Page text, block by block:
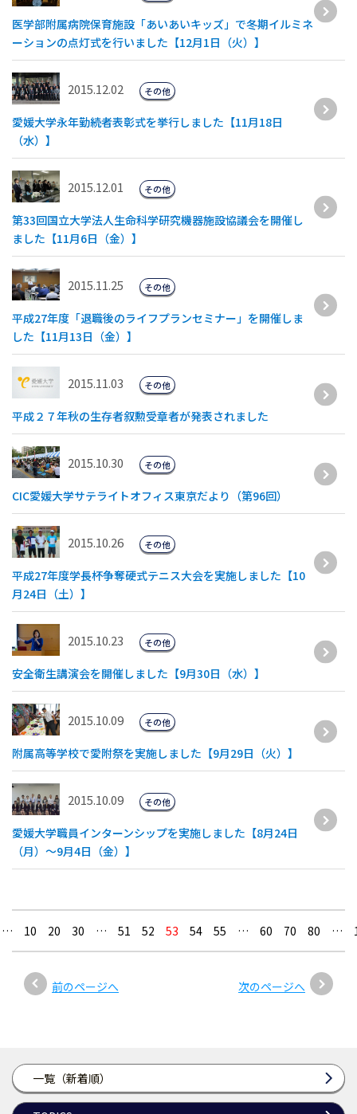
一覧（新着順）
医学部附属病院保育施設「あいあいキッズ」で冬期イルミネ
ーションの点灯式を行いました【12月1日（火）】
2015.12.02
愛媛大学永年勤続者表彰式を挙行しました【11月18日
（水）】
その他
2015.12.01
第33回国立大学法人生命科学研究機器施設協議会を開催し
ました【11月6日（金）】
その他
2015.11.25
平成27年度「退職後のライフプランセミナー」を開催しま
した【11月13日（金）】
その他
2015.11.03
平成２７年秋の生存者叙勲受章者が発表されました
その他
2015.10.30
CIC愛媛大学サテライトオフィス東京だより（第96回）
その他
2015.10.26
平成27年度学長杯争奪硬式テニス大会を実施しました【10
月24日（土）】
その他
2015.10.23
安全衛生講演会を開催しました【9月30日（水）】
その他
2015.10.09
附属高等学校で愛附祭を実施しました【9月29日（火）】
その他
2015.10.09
愛媛大学職員インターンシップを実施しました【8月24日
（月）〜9月4日（金）】
その他
前のページへ
… 10 20 30 … 51 52 53 54 55 … 60 70 80 …
次のページへ